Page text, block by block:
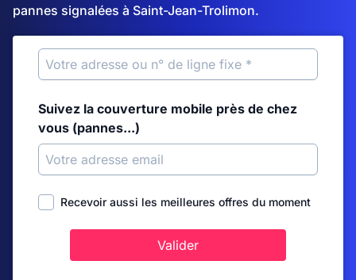
pannes signalées à Saint-Jean-Trolimon.
Suivez la couverture mobile près de chez
vous (pannes...)
Recevoir aussi les meilleures offres du moment
Valider